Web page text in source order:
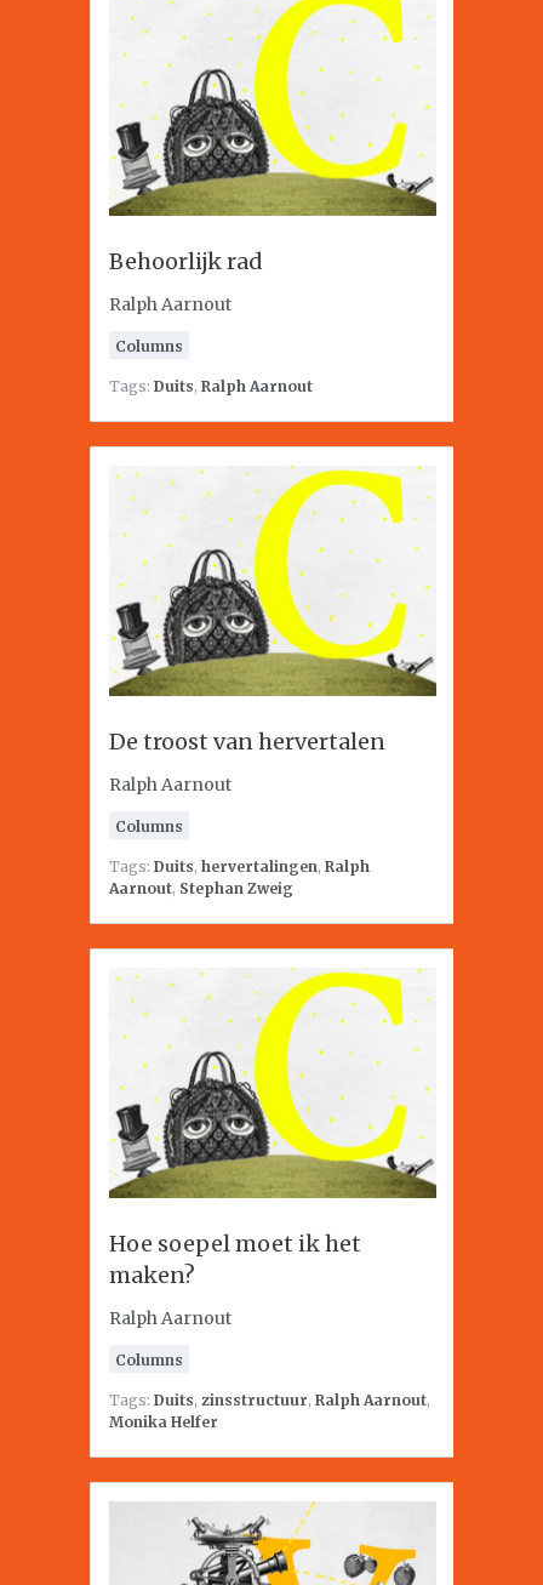
Behoorlijk rad
Ralph Aarnout
Columns
Tags: Duits, Ralph Aarnout
De troost van hervertalen
Ralph Aarnout
Columns
Tags: Duits, hervertalingen, Ralph
Aarnout, Stephan Zweig
Hoe soepel moet ik het
maken?
Ralph Aarnout
Columns
Tags: Duits, zinsstructuur, Ralph Aarnout,
Monika Helfer